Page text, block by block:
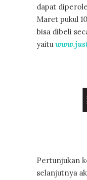
dapat
Maret pukul
bisa dibeli
yaitu
Pertunjukan
selanjutnya